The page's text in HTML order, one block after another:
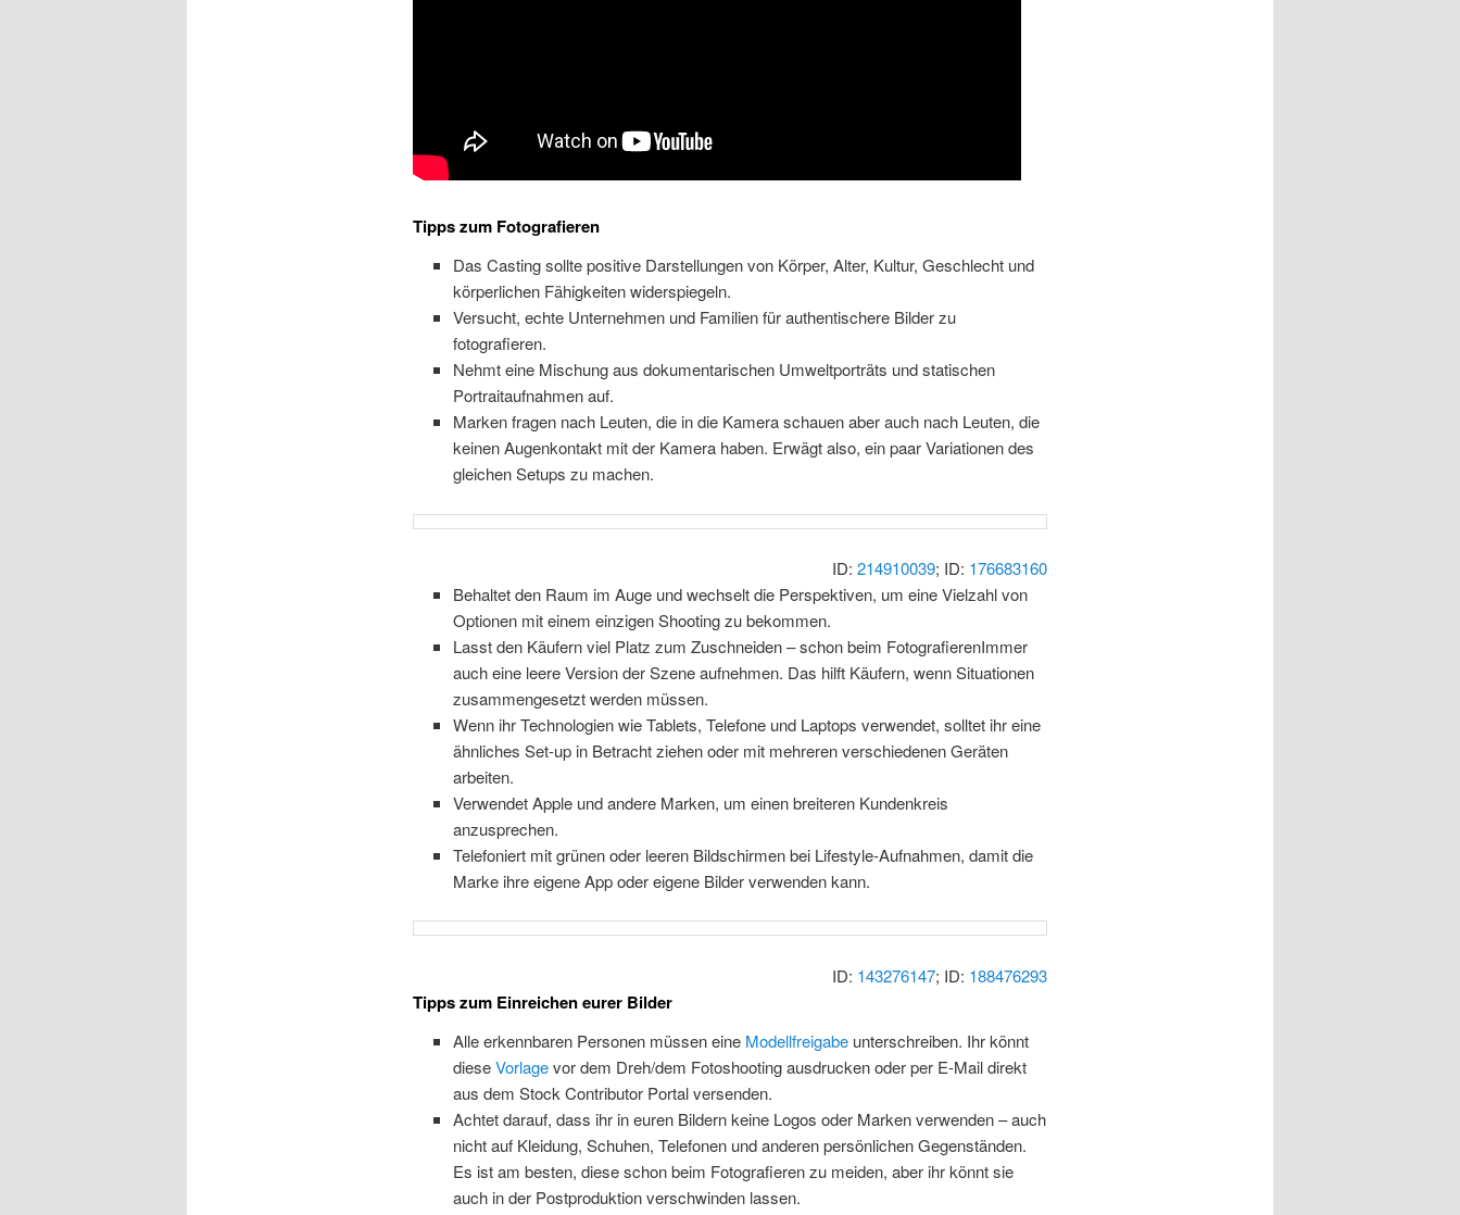
Tipps zum Fotografieren
Das Casting sollte positive Darstellungen von Körper, Alter, Kultur, Geschlecht und
körperlichen Fähigkeiten widerspiegeln.
Versucht, echte Unternehmen und Familien für authentischere Bilder zu
fotografieren.
Nehmt eine Mischung aus dokumentarischen Umweltporträts und statischen
Portraitaufnahmen auf.
Marken fragen nach Leuten, die in die Kamera schauen aber auch nach Leuten, die
keinen Augenkontakt mit der Kamera haben. Erwägt also, ein paar Variationen des
gleichen Setups zu machen.
ID:214910039; ID: 176683160
Behaltet den Raum im Auge und wechselt die Perspektiven, um eine Vielzahl von
Optionen mit einem einzigen Shooting zu bekommen.
Lasst den Käufern viel Platz zum Zuschneiden – schon beim FotografierenImmer
auch eine leere Version der Szene aufnehmen. Das hilft Käufern, wenn Situationen
zusammengesetzt werden müssen.
Wenn ihr Technologien wie Tablets, Telefone und Laptops verwendet, solltet ihr eine
ähnliches Set-up in Betracht ziehen oder mit mehreren verschiedenen Geräten
arbeiten.
Verwendet Apple und andere Marken, um einen breiteren Kundenkreis
anzusprechen.
Telefoniert mit grünen oder leeren Bildschirmen bei Lifestyle-Aufnahmen, damit die
Marke ihre eigene App oder eigene Bilder verwenden kann.
ID: 143276147; ID: 188476293
Tipps zum Einreichen eurer Bilder
Alle erkennbaren Personen müssen eine Modellfreigabe unterschreiben. Ihr könnt
dieseVorlagevor dem Dreh/dem Fotoshooting ausdrucken oder per E-Mail direkt
aus dem Stock Contributor Portal versenden.
Achtet darauf, dass ihr in euren Bildern keine Logos oder Marken verwenden – auch
nicht auf Kleidung, Schuhen, Telefonen und anderen persönlichen Gegenständen.
Es ist am besten, diese schon beim Fotografieren zu meiden, aber ihr könnt sie
auch in der Postproduktion verschwinden lassen.